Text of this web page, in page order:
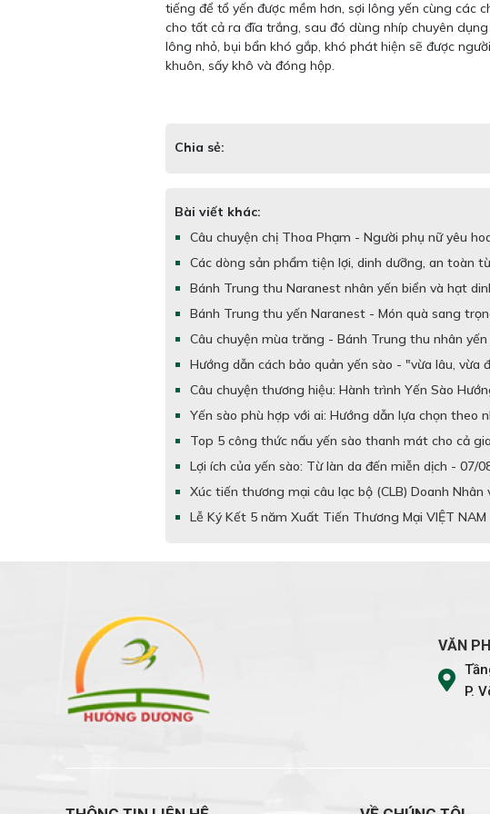
tiếng để tổ yến được mềm hơn, sợi lông yến cùng các
cho tất cả ra đĩa trắng, sau đó dùng nhíp chuyên
lông nhỏ, bụi bẩn khó gắp, khó phát hiện sẽ được
khuôn, sấy khô và đóng hộp.
Chia sẻ:
Bài viết khác:
Câu chuyện chị Thoa Phạm - Người phụ nữ yêu
Các dòng sản phẩm tiện lợi, dinh dưỡng, an toàn
Bánh Trung thu Naranest nhân yến biển và hạt
Bánh Trung thu yến Naranest - Món quà sang
Câu chuyện mùa trăng - Bánh Trung thu nhân
Hướng dẫn cách bảo quản yến sào - "vừa lâu, vừa
Câu chuyện thương hiệu: Hành trình Yến Sào
Yến sào phù hợp với ai: Hướng dẫn lựa chọn theo
Top 5 công thức nấu yến sào thanh mát cho cả
Lợi ích của yến sào: Từ làn da đến miễn dịch - 07/
Xúc tiến thương mại câu lạc bộ (CLB) Doanh
Lễ Ký Kết 5 năm Xuất Tiến Thương Mại VIỆT
VĂN
P.